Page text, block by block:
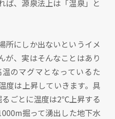
ば、源泉法上は「温泉」と
所にしか出ないというイメ
が、実はそんなことはあり
のマグマとなっているた
度は上昇していきます。具
ごとに温度は2℃上昇する
掘って湧出した地下水